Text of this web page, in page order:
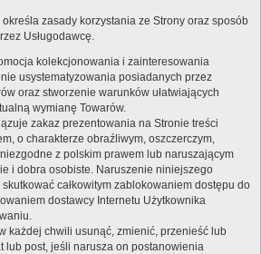
zasady korzystania ze Strony oraz sposób
Usługodawcę.
kolekcjonowania i zainteresowania
usystematyzowania posiadanych przez
oraz stworzenie warunków ułatwiających
wymianę Towarów.
zakaz prezentowania na Stronie treści
o charakterze obraźliwym, oszczerczym,
z polskim prawem lub naruszającym
i dobra osobiste. Naruszenie niniejszego
całkowitym zablokowaniem dostępu do
dostawcy Internetu Użytkownika
każdej chwili usunąć, zmienić, przenieść lub
lub post, jeśli narusza on postanowienia